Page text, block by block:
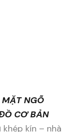
NGÕ
CƠ BẢN
kín – nhà